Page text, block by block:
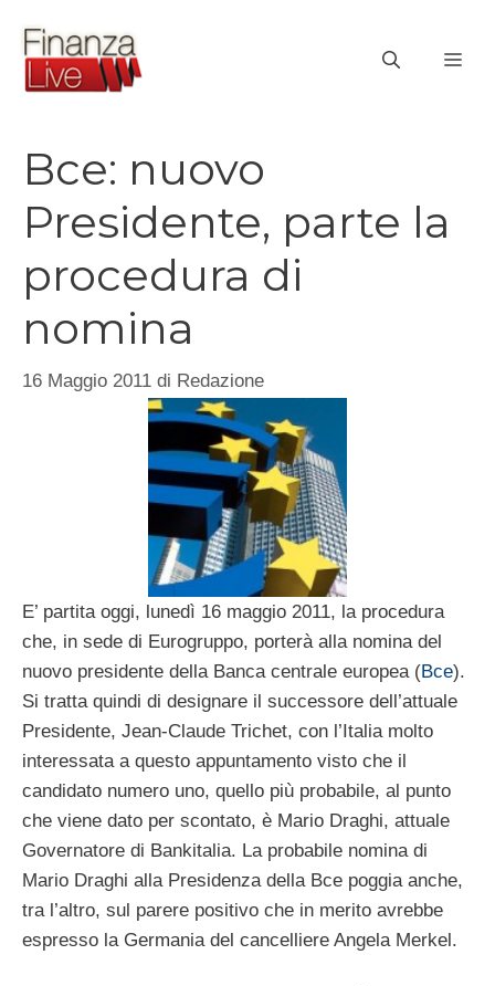
contenuto
Bce: nuovo
Presidente, parte la
procedura di
nomina
16 Maggio 2011 di Redazione
E’ partita oggi, lunedì 16 maggio 2011, la procedura
che, in sede di Eurogruppo, porterà alla nomina del
nuovo presidente della Banca centrale europea (Bce).
Si tratta quindi di designare il successore dell’attuale
Presidente, Jean-Claude Trichet, con l’Italia molto
interessata a questo appuntamento visto che il
candidato numero uno, quello più probabile, al punto
che viene dato per scontato, è Mario Draghi, attuale
Governatore di Bankitalia. La probabile nomina di
Mario Draghi alla Presidenza della Bce poggia anche,
tra l’altro, sul parere positivo che in merito avrebbe
espresso la Germania del cancelliere Angela Merkel.